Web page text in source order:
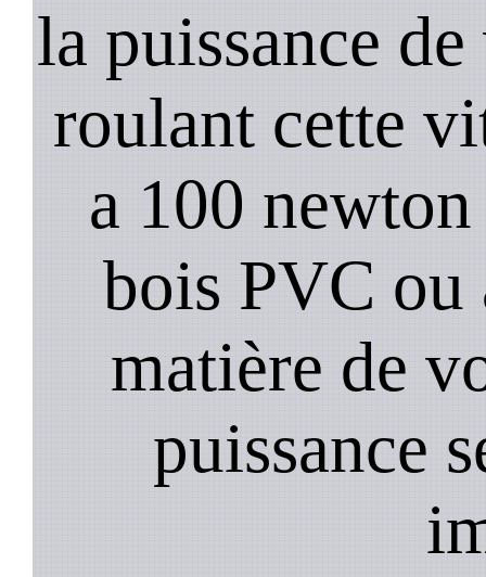
la puissance
roulant cette
a 100
bois PVC
matière de
puissance